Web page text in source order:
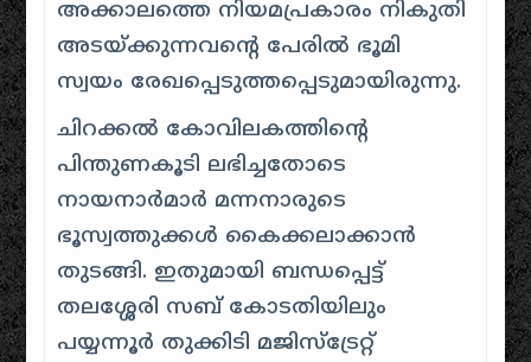
അക്കാലത്തെ നിയമപ്രകാരം നികുതി
അടയ്ക്കുന്നവന്റെ പേരിൽ ഭൂമി
സ്വയം രേഖപ്പെടുത്തപ്പെടുമായിരുന്നു.
ചിറക്കൽ കോവിലകത്തിന്റെ
പിന്തുണകൂടി ലഭിച്ചതോടെ
നായനാർമാർ മന്നനാരുടെ
ഭൂസ്വത്തുക്കൾ കൈക്കലാക്കാൻ
തുടങ്ങി. ഇതുമായി ബന്ധപ്പെട്ട്
തലശ്ശേരി സബ് കോടതിയിലും
പയ്യന്നൂർ തുക്കിടി മജിസ്‌ട്രേറ്റ്